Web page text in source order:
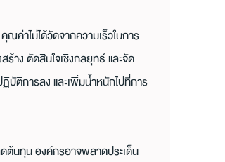
ค่าไม่ได้วัดจากความเร็วในการ
าง ตัดสินใจเชิงกลยุทธ์ และจัด
ติการลง และเพิ่มน้ำหนักไปที่การ
ต้นทุน องค์กรอาจพลาดประเด็น